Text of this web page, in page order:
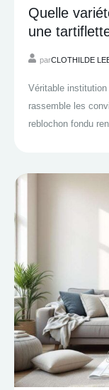
Quelle
une
parCLOTHILDE
Véritable
rassemble les
reblochon fondu